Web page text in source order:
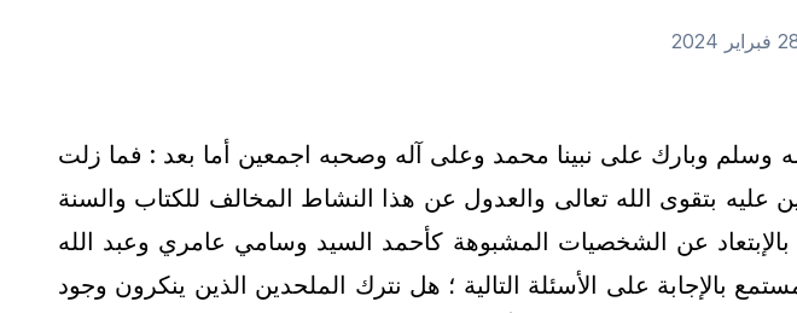
2024
وسلم وبارك على نبينا محمد وعلى آله وصحبه اجمعين أما بعد : فما زلت
عليه بتقوى الله تعالى والعدول عن هذا النشاط المخالف للكتاب والسنة
عن الشخصيات المشبوهة كأحمد السيد وسامي عامري وعبد الله
بالإجابة على الأسئلة التالية ؛ هل نترك الملحدين الذين ينكرون وجود